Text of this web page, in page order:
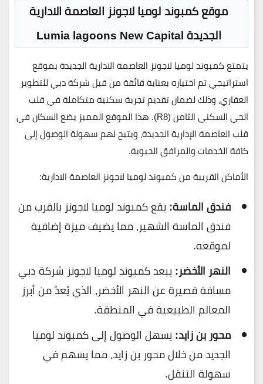
موقع كمبوند لوميا لاجونز العاصمة الادارية
الجديدةLumia lagoons New Capital
يتمتعكمبوند لوميا لاجونز العاصمة الادارية الجديدةبموقع
استراتيجي تم اختياره بعناية فائقة من قبل شركةدبي للتطوير
العقاري، وذلك لضمان تقديم تجربة سكنية متكاملة في قلب
الحي السكني الثامن (R8). هذا الموقع المميز يضع السكان في
قلب العاصمة الإدارية الجديدة، ويتيح لهم سهولة الوصول إلى
كافة الخدمات والمرافق الحيوية.
الأماكن القريبة من كمبوند لوميا لاجونز العاصمة الادارية:
فندق الماسة:يقع كمبوند لوميا لاجونز بالقرب من
فندق الماسة الشهير، مما يضيف ميزة إضافية
لموقعه.
النهر الأخضر:يبعد كمبوند لوميا لاجونز شركة دبي
مسافة قصيرة عن النهر الأخضر، الذي يُعدّ من أبرز
المعالم الطبيعية في المنطقة.
محور بن زايد:يسهل الوصول إلى كمبوند لوميا
الجديد من خلال محور بن زايد، مما يسهم في
سهولة التنقل.